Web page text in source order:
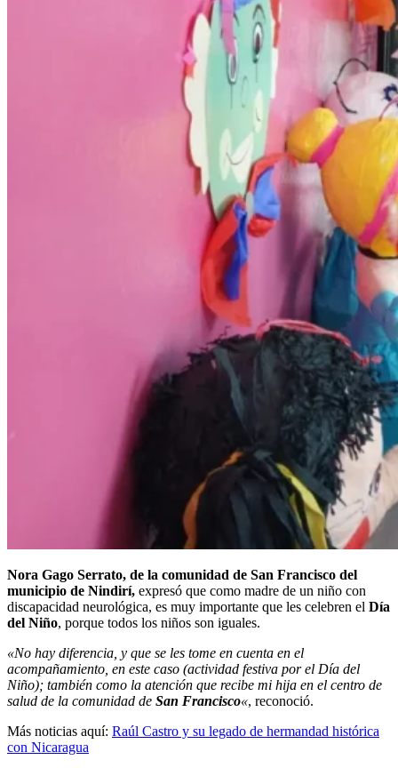
Nora Gago Serrato, de la comunidad de San Francisco del
municipio de Nindirí, expresó que como madre de un niño con
discapacidad neurológica, es muy importante que les celebren el Día
del Niño, porque todos los niños son iguales.
«No hay diferencia, y que se les tome en cuenta en el
acompañamiento, en este caso (actividad festiva por el Día del
Niño); también como la atención que recibe mi hija en el centro de
salud de la comunidad de San Francisco«, reconoció.
Más noticias aquí: Raúl Castro y su legado de hermandad histórica
con Nicaragua